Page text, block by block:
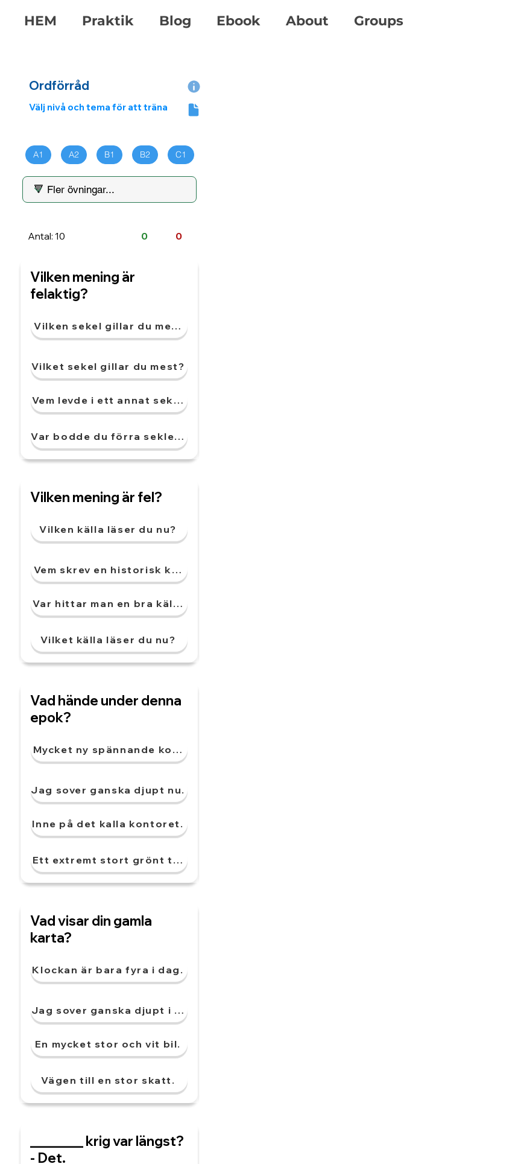
HEM Praktik Blog Ebook About Groups
Ordförråd
Välj nivå och tema för att träna
A1 A2 B1 B2 C1
Antal: 10 0 0
Vilken mening är
felaktig?
Vilken sekel gillar du mest?
Vilket sekel gillar du mest?
Vem levde i ett annat sekel?
Var bodde du förra seklet?
Vilken mening är fel?
Vilken källa läser du nu?
Vem skrev en historisk källa?
Var hittar man en bra källa?
Vilket källa läser du nu?
Vad hände under denna
epok?
Mycket ny spännande konst.
Jag sover ganska djupt nu.
Inne på det kalla kontoret.
Ett extremt stort grönt träd.
Vad visar din gamla
karta?
Klockan är bara fyra i dag.
Jag sover ganska djupt i natt.
En mycket stor och vit bil.
Vägen till en stor skatt.
________ krig var längst?
- Det.